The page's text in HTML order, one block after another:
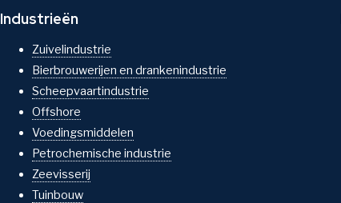
Industrieën
Zuivelindustrie
Bierbrouwerijen en drankenindustrie
Scheepvaartindustrie
Offshore
Voedingsmiddelen
Petrochemische industrie
Zeevisserij
Tuinbouw